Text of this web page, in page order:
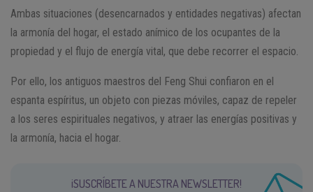
Ambas situaciones (desencarnados y entidades negativas) afectan
la armonía del hogar, el estado anímico de los ocupantes de la
propiedad y el flujo de energía vital, que debe recorrer el espacio.
Por ello, los antiguos maestros del Feng Shui confiaron en el
espanta espíritus, un objeto con piezas móviles, capaz de repeler
a los seres espirituales negativos, y atraer las energías positivas y
la armonía, hacia el hogar.
¡SUSCRÍBETE A NUESTRA NEWSLETTER!